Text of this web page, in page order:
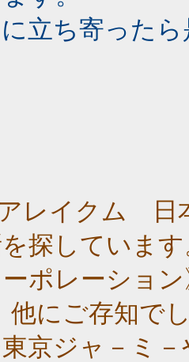
立ち寄った
レイクム 日
探していま
ポレーショ
他にご存知で
京ジャ－ミ